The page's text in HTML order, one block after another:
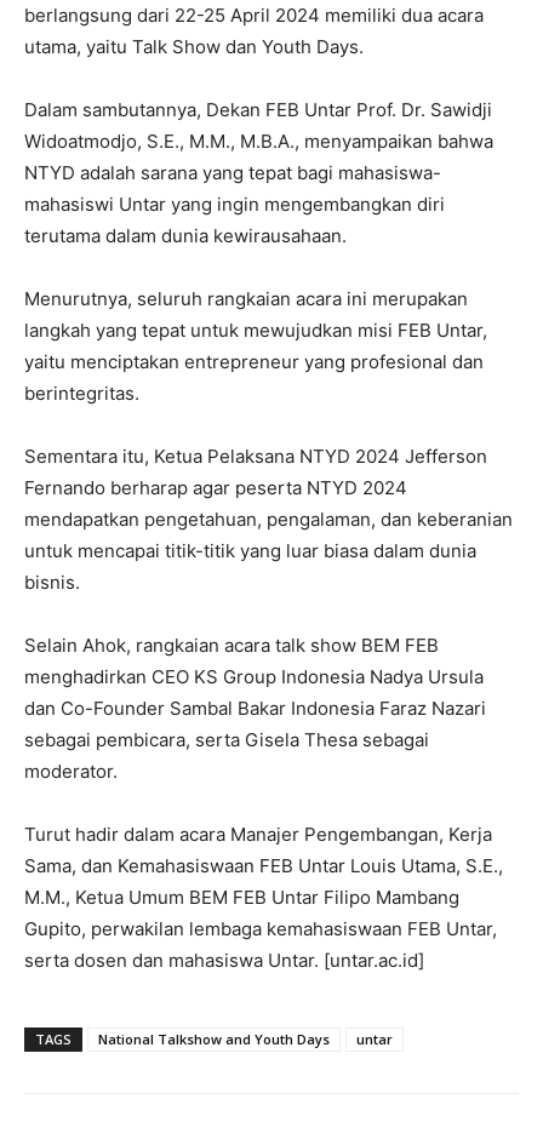
berlangsung dari 22-25 April 2024 memiliki dua acara
utama, yaitu Talk Show dan Youth Days.
Dalam sambutannya, Dekan FEB Untar Prof. Dr. Sawidji
Widoatmodjo, S.E., M.M., M.B.A., menyampaikan bahwa
NTYD adalah sarana yang tepat bagi mahasiswa-
mahasiswi Untar yang ingin mengembangkan diri
terutama dalam dunia kewirausahaan.
Menurutnya, seluruh rangkaian acara ini merupakan
langkah yang tepat untuk mewujudkan misi FEB Untar,
yaitu menciptakan entrepreneur yang profesional dan
berintegritas.
Sementara itu, Ketua Pelaksana NTYD 2024 Jefferson
Fernando berharap agar peserta NTYD 2024
mendapatkan pengetahuan, pengalaman, dan keberanian
untuk mencapai titik-titik yang luar biasa dalam dunia
bisnis.
Selain Ahok, rangkaian acara talk show BEM FEB
menghadirkan CEO KS Group Indonesia Nadya Ursula
dan Co-Founder Sambal Bakar Indonesia Faraz Nazari
sebagai pembicara, serta Gisela Thesa sebagai
moderator.
Turut hadir dalam acara Manajer Pengembangan, Kerja
Sama, dan Kemahasiswaan FEB Untar Louis Utama, S.E.,
M.M., Ketua Umum BEM FEB Untar Filipo Mambang
Gupito, perwakilan lembaga kemahasiswaan FEB Untar,
serta dosen dan mahasiswa Untar. [untar.ac.id]
TAGS National Talkshow and Youth Days untar